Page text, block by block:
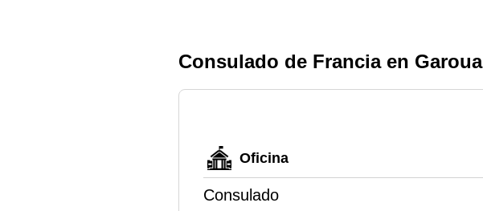
Consulado de Francia en Garoua
Oficina
Consulado